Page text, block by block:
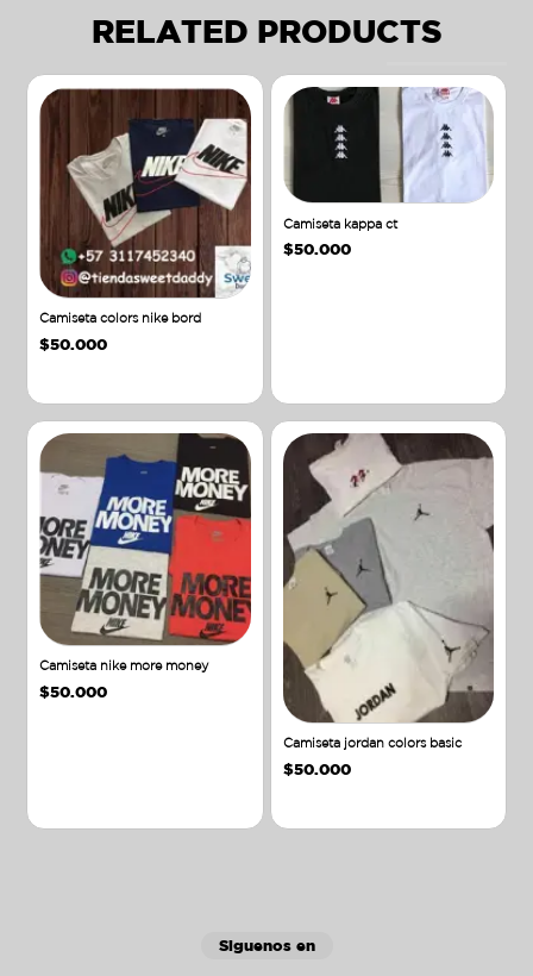
RELATED PRODUCTS
Camiseta colors nike bord
$50.000
Camiseta kappa ct
$50.000
Camiseta nike more money
$50.000
Camiseta jordan colors basic
$50.000
Siguenos en